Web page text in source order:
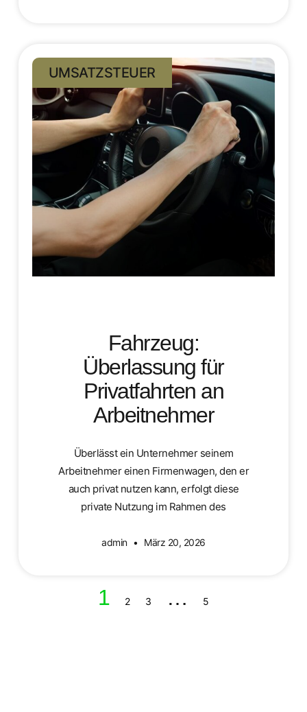
UMSATZSTEUER
Fahrzeug:
Überlassung für
Privatfahrten an
Arbeitnehmer
Überlässt ein Unternehmer seinem
Arbeitnehmer einen Firmenwagen, den er
auch privat nutzen kann, erfolgt diese
private Nutzung im Rahmen des
admin März 20, 2026
1 2 3 … 5